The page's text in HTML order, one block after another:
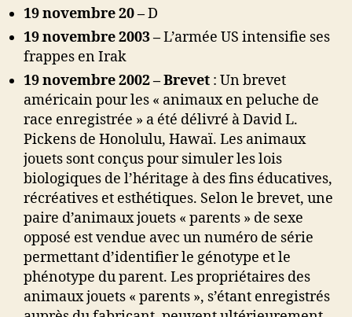
19 novembre 20 –D
19 novembre 2003 –L’armée US intensifie ses
frappes en Irak
19 novembre 2002 – Brevet : Un brevet
américain pour les « animaux en peluche de
race enregistrée » a été délivré à David L.
Pickens de Honolulu, Hawaï. Les animaux
jouets sont conçus pour simuler les lois
biologiques de l’héritage à des fins éducatives,
récréatives et esthétiques. Selon le brevet, une
paire d’animaux jouets « parents » de sexe
opposé est vendue avec un numéro de série
permettant d’identifier le génotype et le
phénotype du parent. Les propriétaires des
animaux jouets « parents », s’étant enregistrés